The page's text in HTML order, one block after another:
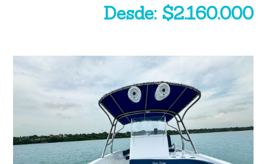
Desde: $2.160.000